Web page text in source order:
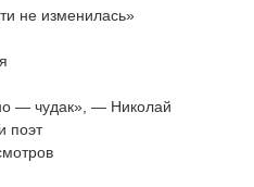
не изменилась»
— чудак», — Николай
поэт